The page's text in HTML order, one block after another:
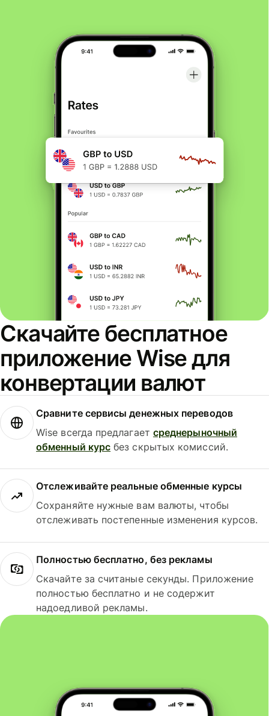
Скачайте бесплатное
приложение Wise для
конвертации валют
Сравните сервисы денежных переводов
Wise всегда предлагает среднерыночный
обменный курс без скрытых комиссий.
Отслеживайте реальные обменные курсы
Сохраняйте нужные вам валюты, чтобы
отслеживать постепенные изменения курсов.
Полностью бесплатно, без рекламы
Скачайте за считаные секунды. Приложение
полностью бесплатно и не содержит
надоедливой рекламы.